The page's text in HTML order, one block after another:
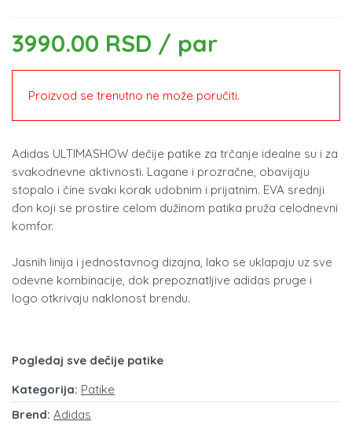
3990.00 RSD / par
Proizvod se trenutno ne može poručiti.
Adidas ULTIMASHOW dečije patike za trčanje idealne su i za
svakodnevne aktivnosti. Lagane i prozračne, obavijaju
stopalo i čine svaki korak udobnim i prijatnim. EVA srednji
đon koji se prostire celom dužinom patika pruža celodnevni
komfor.
Jasnih linija i jednostavnog dizajna, lako se uklapaju uz sve
odevne kombinacije, dok prepoznatljive adidas pruge i
logo otkrivaju naklonost brendu.
Pogledaj sve dečije patike
Kategorija: Patike
Brend: Adidas